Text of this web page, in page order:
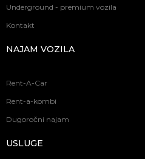
Underground - premium vozila
Kontakt
NAJAM VOZILA
Rent-A-Car
Rent-a-kombi
Dugoročni najam
USLUGE